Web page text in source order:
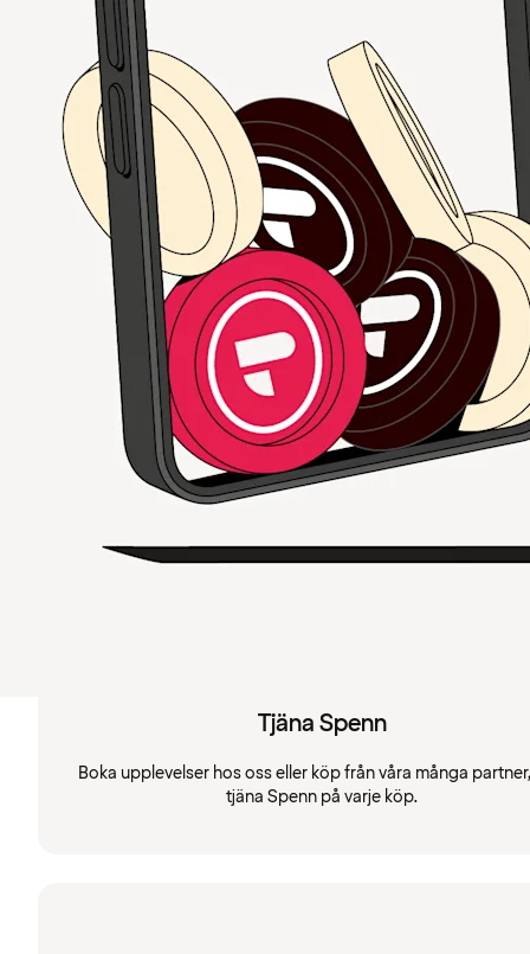
Tjäna Spenn
Boka upplevelser hos oss eller köp från våra många
tjäna Spenn på varje köp.